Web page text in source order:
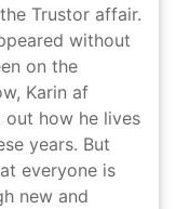
Trustor affair.
without
on the
Karin af
how he lives
years. But
everyone is
new and